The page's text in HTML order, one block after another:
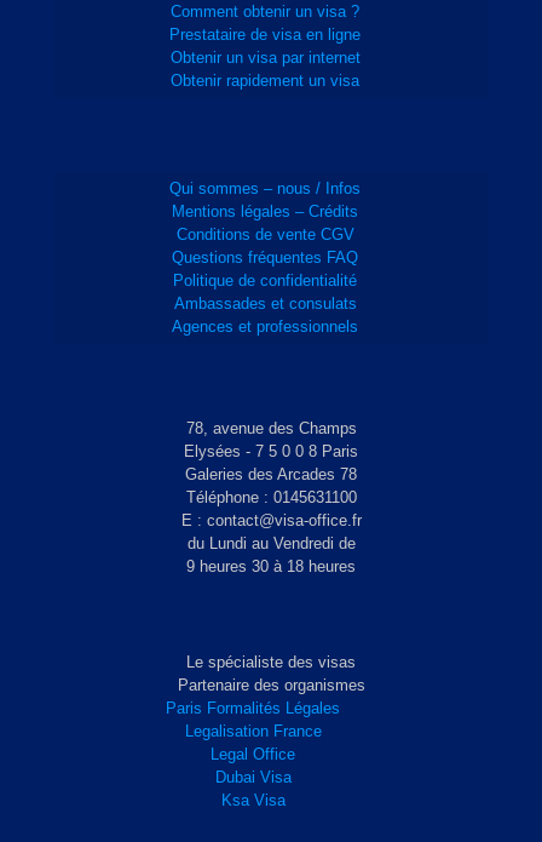
Comment obtenir un visa ?
Prestataire de visa en ligne
Obtenir un visa par internet
Obtenir rapidement un visa
Qui sommes – nous / Infos
Mentions légales – Crédits
Conditions de vente CGV
Questions fréquentes FAQ
Politique de confidentialité
Ambassades et consulats
Agences et professionnels
78, avenue des Champs
Elysées - 7 5 0 0 8 Paris
Galeries des Arcades 78
Téléphone : 0145631100
E : contact@visa-office.fr
du Lundi au Vendredi de
9 heures 30 à 18 heures
Le spécialiste des visas
Partenaire des organismes
Paris Formalités Légales
Legalisation France
Legal Office
Dubai Visa
Ksa Visa